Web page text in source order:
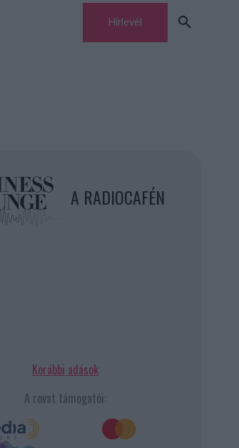
Hírlevél
A RADIOCAFÉN
Korábbi adások
A rovat támogatói: